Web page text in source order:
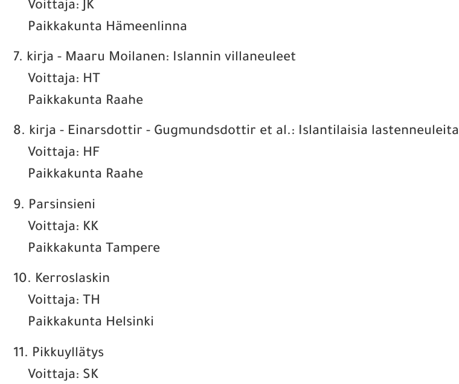
Voittaja: JK
Paikkakunta Hämeenlinna
7. kirja - Maaru Moilanen: Islannin villaneuleet
Voittaja: HT
Paikkakunta Raahe
8. kirja - Einarsdottir - Gugmundsdottir et al.: Islantilaisia lastenneuleita
Voittaja: HF
Paikkakunta Raahe
9. Parsinsieni
Voittaja: KK
Paikkakunta Tampere
10. Kerroslaskin
Voittaja: TH
Paikkakunta Helsinki
11. Pikkuyllätys
Voittaja: SK